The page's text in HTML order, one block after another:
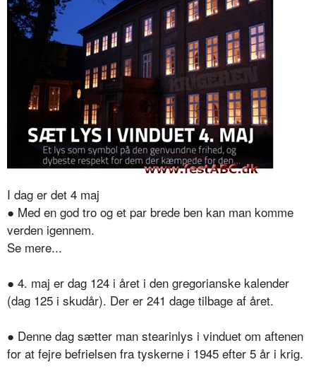
I dag er det 4 maj
● Med en god tro og et par brede ben kan man komme
verden igennem.
Se mere...
● 4. maj er dag 124 i året i den gregorianske kalender
(dag 125 i skudår). Der er 241 dage tilbage af året.
● Denne dag sætter man stearinlys i vinduet om aftenen
for at fejre befrielsen fra tyskerne i 1945 efter 5 år i krig.